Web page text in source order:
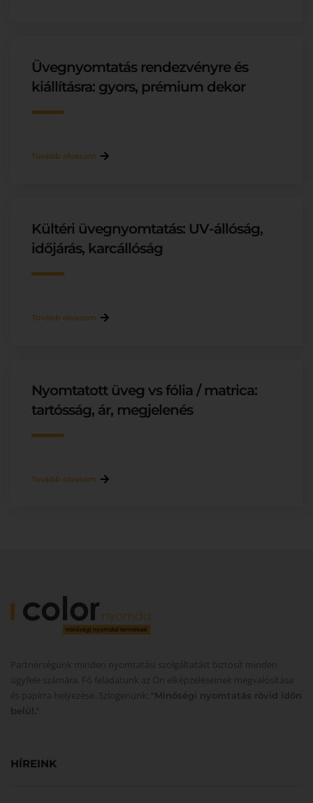
Üvegnyomtatás rendezvényre és
kiállításra: gyors, prémium dekor
Tovább olvasom
Kültéri üvegnyomtatás: UV-állóság,
időjárás, karcállóság
Tovább olvasom
Nyomtatott üveg vs fólia / matrica:
tartósság, ár, megjelenés
Tovább olvasom
Partnerségünk minden nyomtatási szolgáltatást biztosít minden
ügyfele számára. Fő feladatunk az Ön elképzeléseinek megvalósítása
és papírra helyezése. Szlogenünk:
"Minőségi nyomtatás rövid időn
belül."
HÍREINK